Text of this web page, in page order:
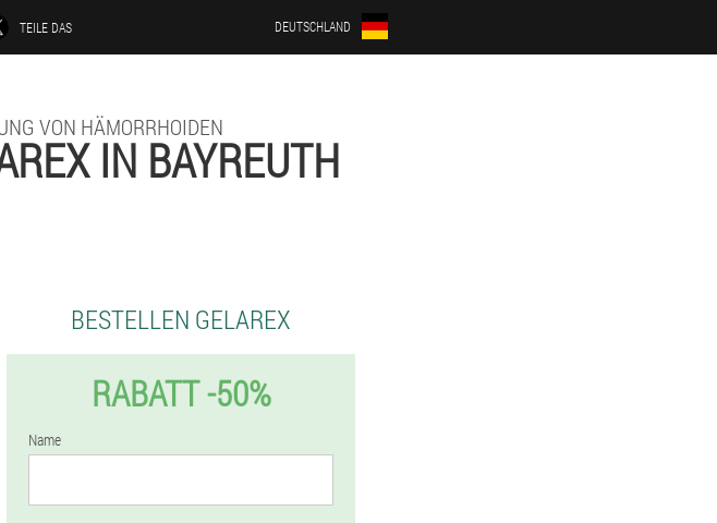
TEILE DAS DEUTSCHLAND
VON HÄMORRHOIDEN
IN BAYREUTH
BESTELLEN GELAREX
RABATT -50%
Name